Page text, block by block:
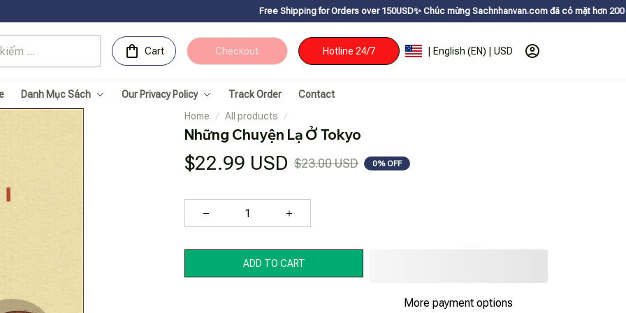
Free Shipping for Orders over 150USDㅤ✨ Chúc mừng Sachnhanvan.com đã có mặt hơn 200 quốc gia như
Cart Checkout Hotline 24/7 | English (EN) | USD
Danh Mục Sách Our Privacy Policy Track Order
Contact
Home
All products
Những Chuyện Lạ Ở Tokyo
$22.99 USD $23.00 USD 0% OFF
ADD TO CART
More payment options